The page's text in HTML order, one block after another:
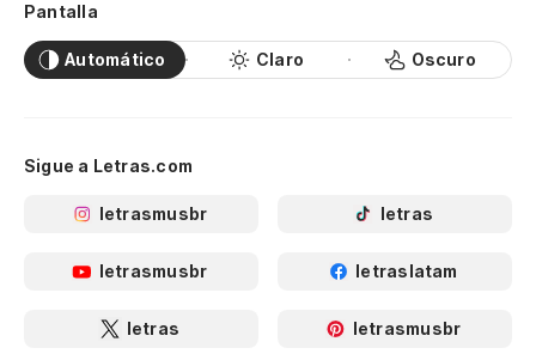
Pantalla
Automático Claro Oscuro
Sigue a Letras.com
letrasmusbr letras
letrasmusbr letraslatam
letras letrasmusbr